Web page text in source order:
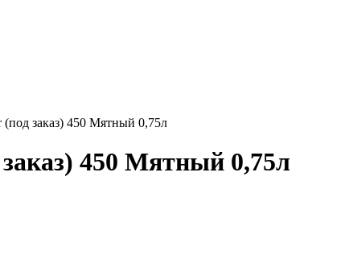
(под заказ) 450 Мятный 0,75л
450 Мятный 0,75л